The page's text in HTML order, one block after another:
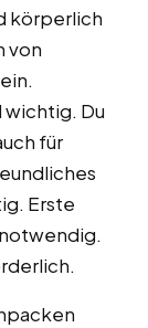
körperlich
von
wichtig. Du
für
Erste